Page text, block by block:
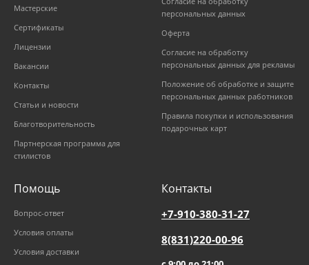
Мастерские
Сертификаты
Лицензии
Вакансии
Контакты
Статьи и новости
Благотворительность
Партнерская программа для
стилистов
персональных данных
Оферта
Согласие на обработку
персональных данных для рекламы
Положение об обработке и защите
персональных данных работников
Правила покупки и использования
подарочных карт
Помощь
Вопрос-ответ
Условия оплаты
Условия доставки
Контакты
+7-910-380-31-27
8(831)220-00-96